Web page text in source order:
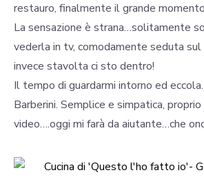
restauro, finalmente il grande
La sensazione è strana…solitamente
vederla in tv, comodamente seduta sul
invece stavolta ci sto dentro!
Il tempo di guardarmi intorno ed
Barberini. Semplice e simpatica,
video….oggi mi farà da aiutante…che